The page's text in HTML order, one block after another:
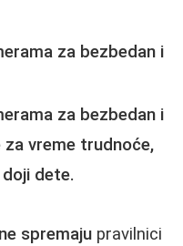
za bezbedan i
za bezbedan i
vreme trudnoće,
dete.
ne spremaju pravilnici